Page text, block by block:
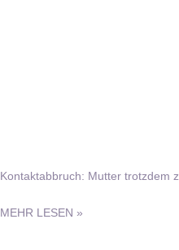
Kontaktabbruch: Mutter trotzdem
MEHR LESEN »